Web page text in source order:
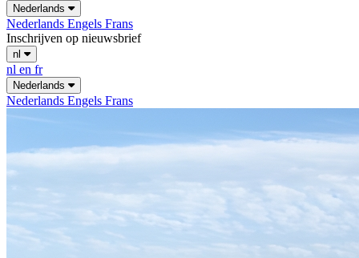
Nederlands
Nederlands Engels Frans
Inschrijven op nieuwsbrief
nl
nl en fr
Nederlands
Nederlands Engels Frans